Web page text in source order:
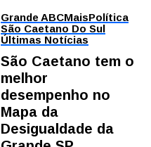
Grande ABCMaisPolítica
São Caetano Do Sul
Últimas Notícias
São Caetano tem o
melhor
desempenho no
Mapa da
Desigualdade da